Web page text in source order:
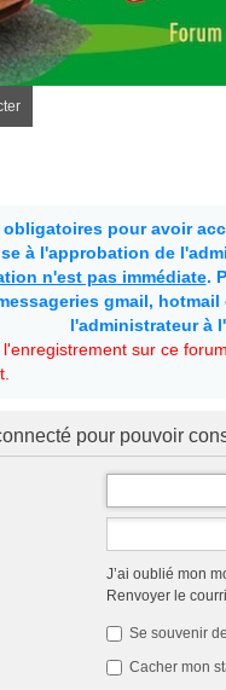
pour avoir
à l'approbation de
n'est pas immédiate.
gmail,
l'administrateur à
sur ce
pour pouvoir
J’ai oublié mon
Renvoyer le
Se souvenir
Cacher mon